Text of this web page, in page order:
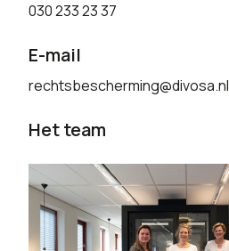
030 233 23 37
E-mail
rechtsbescherming@divosa.nl
Het team